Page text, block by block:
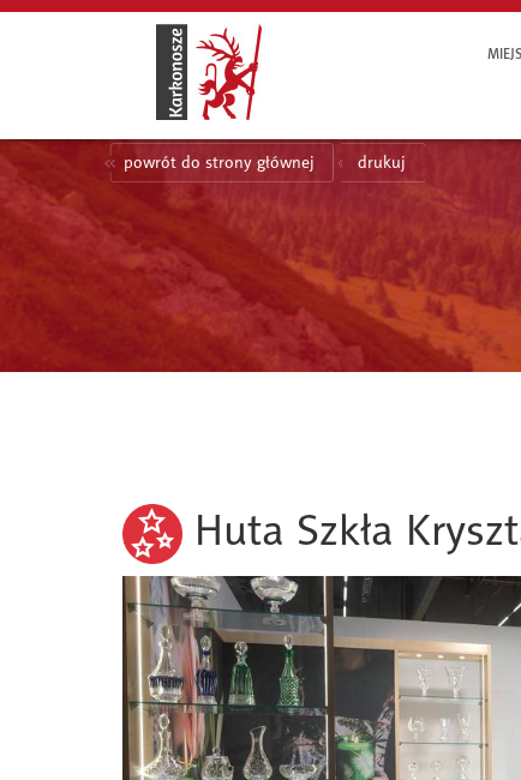
powrót do strony głównej drukuj
Huta Szkła